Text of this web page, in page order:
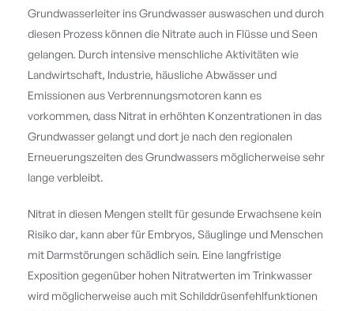
Grundwasserleiter ins Grundwasser auswaschen und durch
diesen Prozess können die Nitrate auch in Flüsse und Seen
gelangen. Durch intensive menschliche Aktivitäten wie
Landwirtschaft, Industrie, häusliche Abwässer und
Emissionen aus Verbrennungsmotoren kann es
vorkommen, dass Nitrat in erhöhten Konzentrationen in das
Grundwasser gelangt und dort je nach den regionalen
Erneuerungszeiten des Grundwassers möglicherweise sehr
lange verbleibt.
Nitrat in diesen Mengen stellt für gesunde Erwachsene kein
Risiko dar, kann aber für Embryos, Säuglinge und Menschen
mit Darmstörungen schädlich sein. Eine langfristige
Exposition gegenüber hohen Nitratwerten im Trinkwasser
wird möglicherweise auch mit Schilddrüsenfehlfunktionen